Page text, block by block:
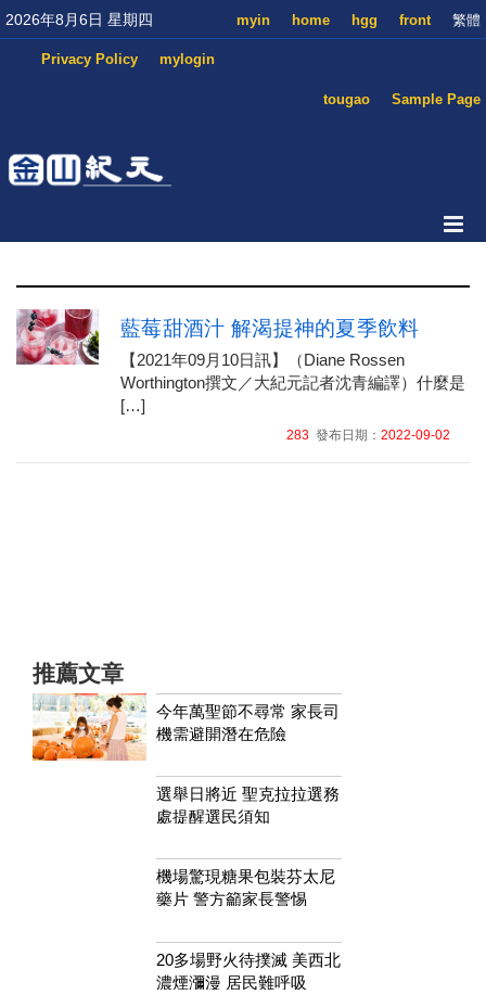
2026年8月6日 星期四 繁體
front
hgg
home
myin
mylogin
Privacy Policy
Sample Page
tougao
藍莓甜酒汁 解渴提神的夏季飲料
【2021年09月10日訊】（Diane Rossen
Worthington撰文／大紀元記者沈青編譯）什麼是
[…]
283發布日期： 2022-09-02
推薦文章
今年萬聖節不尋常 家長司
機需避開潛在危險
選舉日將近 聖克拉拉選務
處提醒選民須知
機場驚現糖果包裝芬太尼
藥片 警方籲家長警惕
20多場野火待撲滅 美西北
濃煙瀰漫 居民難呼吸